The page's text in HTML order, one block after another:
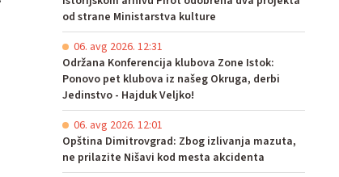
od strane Ministarstva kulture
06. avg 2026. 12:31
Održana Konferencija klubova Zone Istok:
Ponovo pet klubova iz našeg Okruga, derbi
Jedinstvo - Hajduk Veljko!
06. avg 2026. 12:01
Opština Dimitrovgrad: Zbog izlivanja mazuta,
ne prilazite Nišavi kod mesta akcidenta